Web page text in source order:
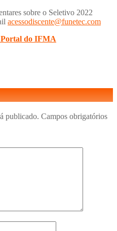
sobre o Seletivo 2022
acessodiscente@funetec.com
Portal do IFMA
publicado. Campos obrigatórios